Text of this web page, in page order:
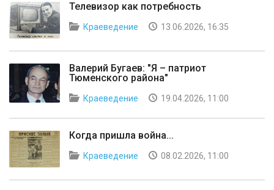
Телевизор как потребность
Краеведение 13.06.2026, 16:35
Валерий Бугаев: "Я – патриот
Тюменского района"
Краеведение 19.04.2026, 11:00
Когда пришла война...
Краеведение 08.02.2026, 11:00